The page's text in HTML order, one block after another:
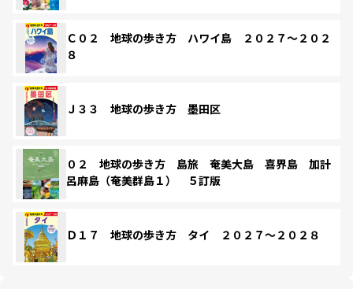
Ｃ０２ 地球の歩き方 ハワイ島 ２０２７～２０２
８
Ｊ３３ 地球の歩き方 墨田区
０２ 地球の歩き方 島旅 奄美大島 喜界島 加計
呂麻島（奄美群島１） ５訂版
Ｄ１７ 地球の歩き方 タイ ２０２７～２０２８